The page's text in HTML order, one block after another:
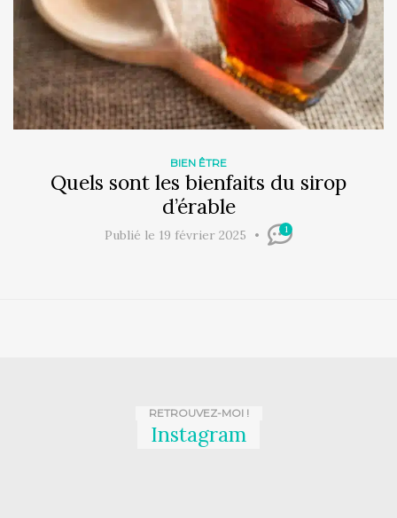
BIEN ÊTRE
Quels sont les bienfaits du sirop
d’érable
Publié le 19 février 2025 1
RETROUVEZ-MOI !
Instagram